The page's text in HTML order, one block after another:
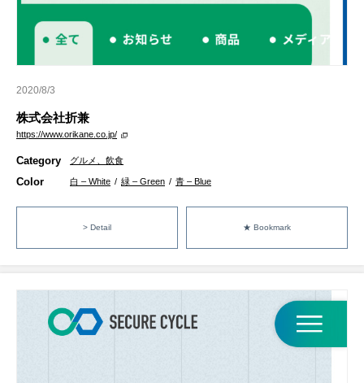
2020/8/3
株式会社折兼
https://www.orikane.co.jp/
Category グルメ、飲食
Color 白 – White / 緑 – Green / 青 – Blue
> Detail ★ Bookmark